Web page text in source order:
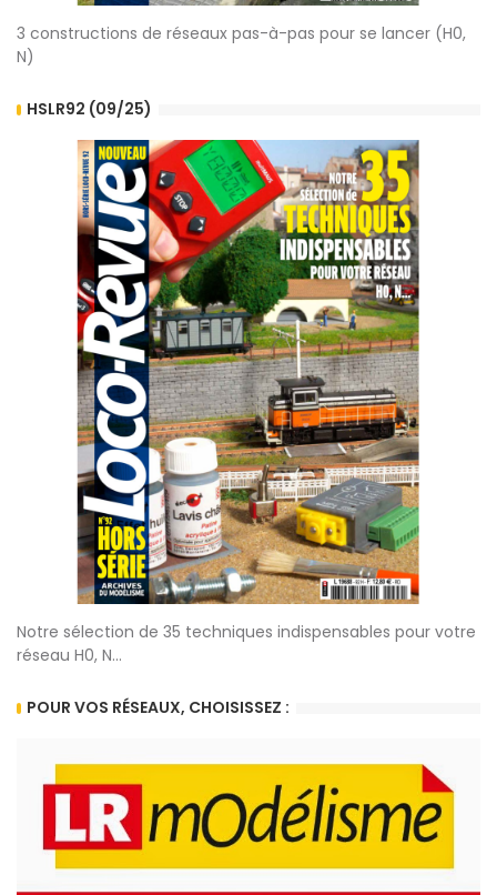
3 constructions de réseaux pas-à-pas pour se lancer (H0,
N)
HSLR92 (09/25)
Notre sélection de 35 techniques indispensables pour votre
réseau H0, N...
POUR VOS RÉSEAUX, CHOISISSEZ :